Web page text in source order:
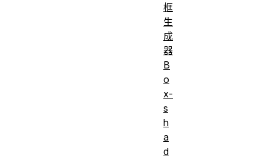
框
生
成
器
B
o
x-
s
h
a
d